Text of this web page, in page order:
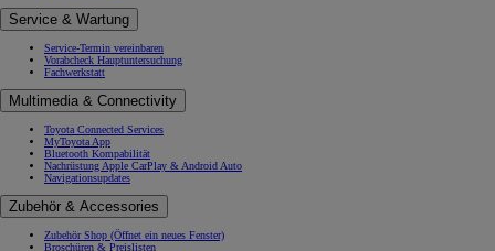
Service & Wartung
Service-Termin vereinbaren
Vorabcheck Hauptuntersuchung
Fachwerkstatt
Multimedia & Connectivity
Toyota Connected Services
MyToyota App
Bluetooth Kompabilität
Nachrüstung Apple CarPlay & Android Auto
Navigationsupdates
Zubehör & Accessories
Zubehör Shop (Öffnet ein neues Fenster)
Broschüren & Preislisten